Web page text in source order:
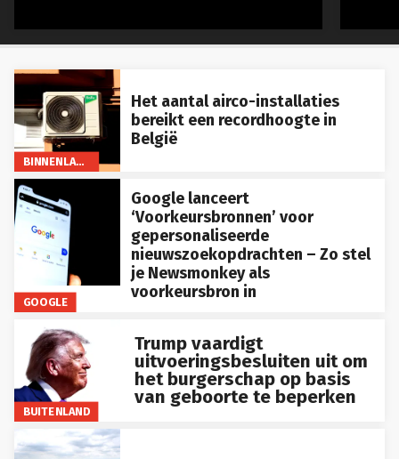
BINNENLAND
Het aantal airco-installaties
bereikt een recordhoogte in
België
GOOGLE
Google lanceert
‘Voorkeursbronnen’ voor
gepersonaliseerde
nieuwszoekopdrachten – Zo stel
je Newsmonkey als
voorkeursbron in
BUITENLAND
Trump vaardigt
uitvoeringsbesluiten uit om
het burgerschap op basis
van geboorte te beperken